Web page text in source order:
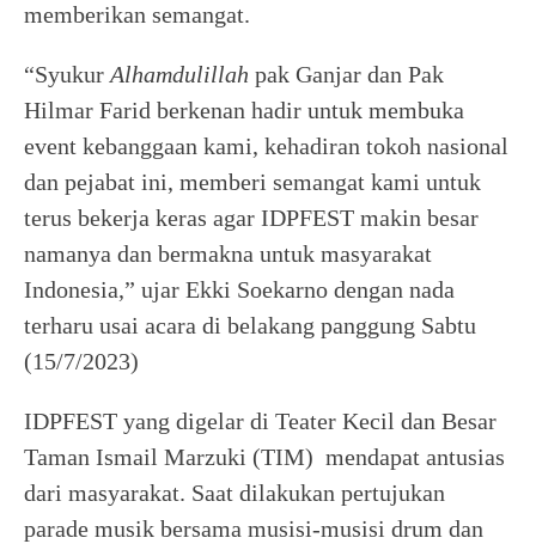
memberikan semangat.
“Syukur Alhamdulillah pak Ganjar dan Pak
Hilmar Farid berkenan hadir untuk membuka
event kebanggaan kami, kehadiran tokoh nasional
dan pejabat ini, memberi semangat kami untuk
terus bekerja keras agar IDPFEST makin besar
namanya dan bermakna untuk masyarakat
Indonesia,” ujar Ekki Soekarno dengan nada
terharu usai acara di belakang panggung Sabtu
(15/7/2023)
IDPFEST yang digelar di Teater Kecil dan Besar
Taman Ismail Marzuki (TIM) mendapat antusias
dari masyarakat. Saat dilakukan pertujukan
parade musik bersama musisi-musisi drum dan